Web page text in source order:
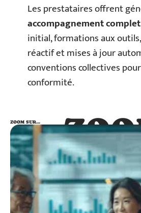
Les prestataires offrent
accompagnement complet
initial, formations aux
réactif et mises à jour
conventions collectives
conformité.
ZOOM SUR…